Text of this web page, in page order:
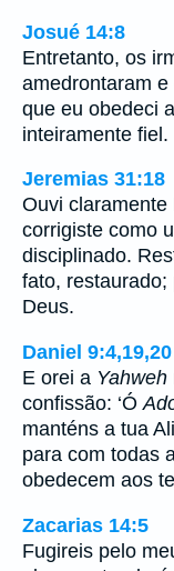
Josué 14:8
Entretanto, os
amedrontaram
que eu obedeci
inteiramente fiel.
Jeremias 31:18
Ouvi claramente
corrigiste como
disciplinado.
fato,
Deus.
Daniel 9:4,19,20
E orei a Yahweh
confissão: ‘Ó
manténs a tua
para com todas
obedecem aos
Zacarias 14:5
Fugireis pelo